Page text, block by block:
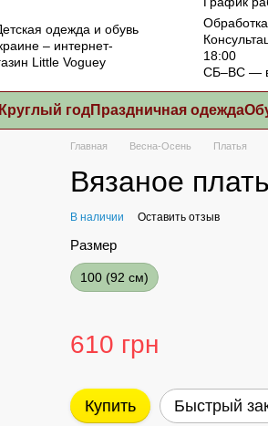
18:00
СБ–ВС —
Круглый годПраздничная одежда
Главная Весна-Осень Платья
Вязаное
В наличии Оставить отзыв
Размер
100 (92 см)
610 грн
Купить Быстрый